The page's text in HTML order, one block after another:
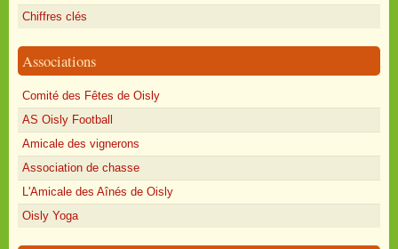
Chiffres clés
Associations
Comité des Fêtes de Oisly
AS Oisly Football
Amicale des vignerons
Association de chasse
L'Amicale des Aînés de Oisly
Oisly Yoga